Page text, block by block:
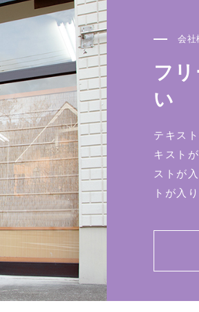
会社
フ
い
テキス
キスト
ストが
トが入